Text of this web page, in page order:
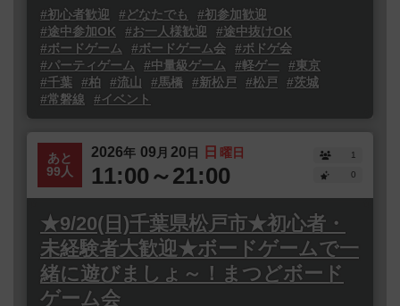
#初心者歓迎
#どなたでも
#初参加歓迎
#途中参加OK
#お一人様歓迎
#途中抜けOK
#ボードゲーム
#ボードゲーム会
#ボドゲ会
#パーティゲーム
#中量級ゲーム #軽ゲー
#東京
#千葉
#柏 #流山 #馬橋 #新松戸 #松戸
#茨城
#常磐線
#イベント
あと
99人
2026年 09 月 20日 日 曜日
11:00～21:00
1
0
★9/20(日)千葉県松戸市★初心者・
未経験者大歓迎★ボードゲームで一
緒に遊びましょ～！まつどボード
ゲーム会